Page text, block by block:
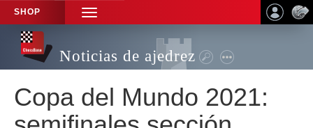
SHOP
TOGGLE
NAVIGATION
Noticias de ajedrez
Copa del Mundo 2021: